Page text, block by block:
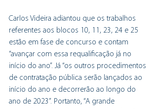
Carlos Videira adiantou que os trabalhos
referentes aos blocos 10, 11, 23, 24 e 25
estão em fase de concurso e contam
“avançar com essa requalificação já no
início do ano”. Já “os outros procedimentos
de contratação pública serão lançados ao
início do ano e decorrerão ao longo do
ano de 2023”. Portanto, “A grande